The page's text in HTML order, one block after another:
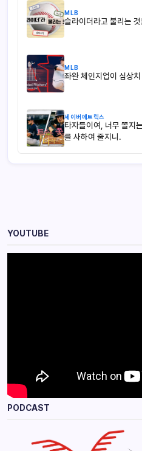
MLB
슬라이더라고 불리는 것
MLB
좌완 체인지업이 심상
세이버메트릭스
타자들이여, 너무 쫄지
를 사하여 줄지니.
YOUTUBE
PODCAST